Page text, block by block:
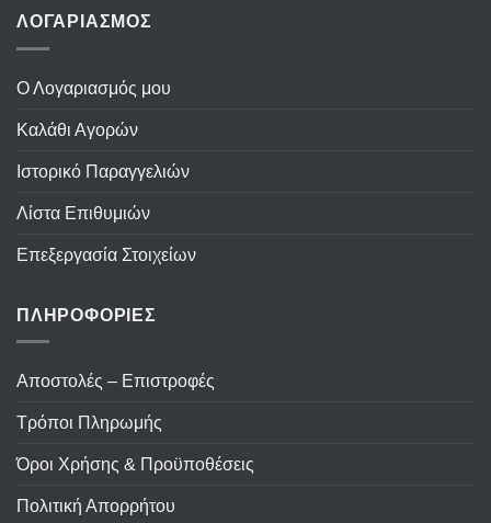
ΛΟΓΑΡΙΑΣΜΟΣ
Ο Λογαριασμός μου
Καλάθι Αγορών
Ιστορικό Παραγγελιών
Λίστα Επιθυμιών
Επεξεργασία Στοιχείων
ΠΛΗΡΟΦΟΡΙΕΣ
Αποστολές – Επιστροφές
Τρόποι Πληρωμής
Όροι Χρήσης & Προϋποθέσεις
Πολιτική Απορρήτου